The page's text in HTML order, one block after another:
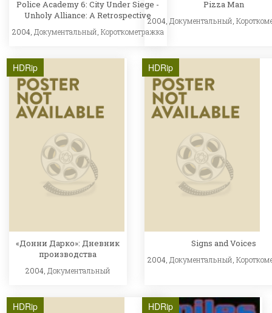
Police Academy 6: City Under Siege -
Unholy Alliance: A Retrospective
2004, Документальный, Короткометражка
Pizza Man
2004,Документальный,
HDRip
«Донни Дарко»: Дневник
производства
2004, Документальный
HDRip
Signs and Voices
2004, Документальный ,
HDRip HDRip